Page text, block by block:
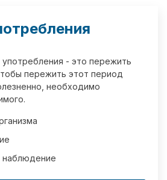
употребления - это пережить
пережить этот период
необходимо
наблюдение